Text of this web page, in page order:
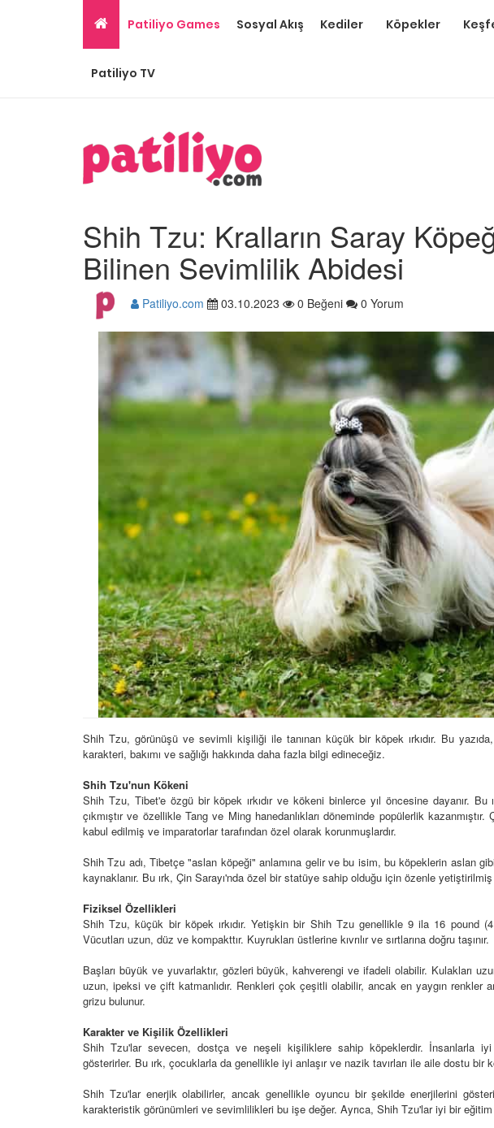
Patiliyo Games Sosyal Akış Kediler Köpekler
Patiliyo TV
Shih Tzu: Kralların Saray
Bilinen Sevimlilik Abidesi
Patiliyo.com 03.10.2023 0 Beğeni 0 Yorum
Shih Tzu, görünüşü ve sevimli kişiliği ile tanınan küçük bir köpek ırkıdır. Bu
karakteri, bakımı ve sağlığı hakkında daha fazla bilgi edineceğiz.
Shih Tzu'nun Kökeni
Shih Tzu, Tibet'e özgü bir köpek ırkıdır ve kökeni binlerce yıl öncesine dayanır. Bu
çıkmıştır ve özellikle Tang ve Ming hanedanlıkları döneminde popülerlik
kabul edilmiş ve imparatorlar tarafından özel olarak korunmuşlardır.
Shih Tzu adı, Tibetçe "aslan köpeği" anlamına gelir ve bu isim, bu köpeklerin aslan
kaynaklanır. Bu ırk, Çin Sarayı'nda özel bir statüye sahip olduğu için özenle
Fiziksel Özellikleri
Shih Tzu, küçük bir köpek ırkıdır. Yetişkin bir Shih Tzu genellikle 9 ila 16 pound (4
Vücutları uzun, düz ve kompakttır. Kuyrukları üstlerine kıvrılır ve sırtlarına doğru taşınır.
Başları büyük ve yuvarlaktır, gözleri büyük, kahverengi ve ifadeli olabilir. Kulakları
uzun, ipeksi ve çift katmanlıdır. Renkleri çok çeşitli olabilir, ancak en yaygın renkler
grizu bulunur.
Karakter ve Kişilik Özellikleri
Shih Tzu'lar sevecen, dostça ve neşeli kişiliklere sahip köpeklerdir. İnsanlarla
gösterirler. Bu ırk, çocuklarla da genellikle iyi anlaşır ve nazik tavırları ile aile dostu bir
Shih Tzu'lar enerjik olabilirler, ancak genellikle oyuncu bir şekilde enerjilerini
karakteristik görünümleri ve sevimlilikleri bu işe değer. Ayrıca, Shih Tzu'lar iyi bir
Standartlarına Uygun Bakımı
Kolay 14 Evcil Hayvan
01.01.2025
Köpeklerle İlgili Ünlü Sözler ve
Atasözleri
İzmir’deki Hayvan Barınakları
22.05.2020
Ankara’daki Hayvan Barınakları
22.05.2020
Köpeğim Su İçmiyor, Köpeklerin
Su İçmeme Sebepleri
22.05.2020
Neler
Niyetli İnsanları
Boş Duvara
Ayrılık Anksiyetesi:
ve Etkili
Köpeklerden İnsanlara
Geçebilen Parazitler: Kapsamlı
Rehber ve Korunma Yöntemleri
23.10.2025
Vazgeçilmez Rolü”
22.10.2025
Tarihte Askeri Köpekler ve
Görevleri: Savaş Meydanlarının
Köpek Sağlığı: “Köpeklerde
Tedavi Yöntemleri”
19.10.2025